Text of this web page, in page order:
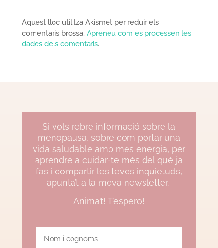
Aquest lloc utilitza Akismet per reduir els
comentaris brossa. Apreneu com es processen les
dades dels comentaris.
Si vols rebre informació sobre la
menopausa, sobre com portar una
vida saludable amb més energia, per
aprendre a cuidar-te més del què ja
fas i compartir les teves inquietuds,
apunta’t a la meva newsletter.
Anima’t! T’espero!